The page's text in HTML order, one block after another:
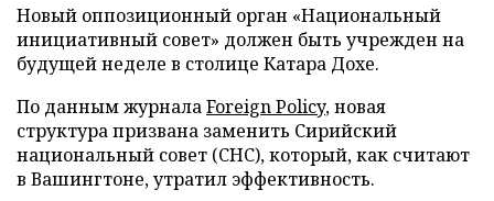
Новый оппозиционный орган «Национальный
инициативный совет» должен быть учрежден на
будущей неделе в столице Катара Дохе.
По данным журналаForeign Policy, новая
структура призвана заменить Сирийский
национальный совет (СНС), который, как считают
в Вашингтоне, утратил эффективность.